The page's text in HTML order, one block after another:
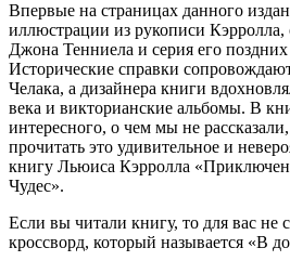
Впервые на страницах данного
иллюстрации из рукописи
Джона Тенниела и серия его
Исторические справки
Челака, а дизайнера книги
века и викторианские альбомы. В
интересного, о чем мы не
прочитать это удивительное и
книгу Льюиса Кэрролла
Чудес».
Если вы читали книгу, то для вас не
кроссворд, который называется «В